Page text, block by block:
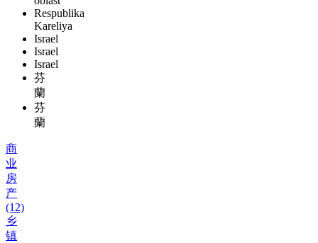
Respublika
Kareliya
Israel
Israel
Israel
芬
蘭
芬
蘭
商
业
房
产
(12)
乡
镇